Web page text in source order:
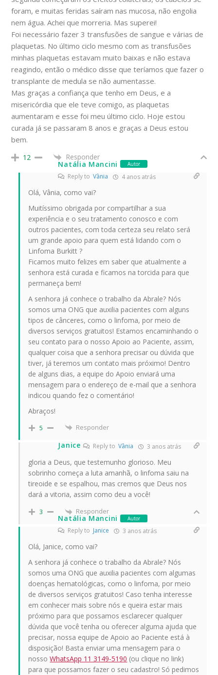
foram, e muitas feridas saíram nas mucosa, não engolia
nem água. Achei que morreria. Mas superei!
Foi necessário fazer 3 transfusões de sangue e várias de
plaquetas. No último ciclo mesmo com as transfusões
minhas plaquetas estavam muito baixas e não estava
reagindo, então o médico disse que teríamos que fazer o
transplante de medula se não aumentasse.
Mas graças a confiança que tenho em Deus, e a
misericórdia que ele teve comigo, as plaquetas
aumentaram e esse foi meu último ciclo. Hoje estou
curada já se passaram 8 anos e graças a Deus estou
bem.
12
Responder
Natália Mancini
Autor
Reply toVânia 4 anos atrás
Olá, Vânia, como vai?
Muitíssimo obrigada por compartilhar a sua
experiência e o seu tratamento conosco e com
outros pacientes, com toda certeza seu relato será
um grande apoio para quem está lidando com o
Linfoma Burkitt ?
Ficamos muito felizes em saber que atualmente a
senhora está curada e ficamos na torcida para que
permaneça bem!
A senhora já conhece o trabalho da Abrale? Nós
somos uma ONG que auxilia pacientes com alguns
tipos de cânceres, como o linfoma, por meio de
diversos serviços gratuitos! Estamos encaminhando o
seu contato para o nosso Apoio ao Paciente, assim,
qualquer coisa que a senhora precisar ou dúvida que
tiver, já teremos um contato mais próximo! Dentro
de alguns dias, a equipe do Apoio enviará uma
mensagem para o endereço de e-mail que a senhora
indicou quando fez o comentário!
Abraços!
5 Responder
Janice Reply to Vânia 3 anos atrás
gloria a Deus, que testemunho glorioso. Meu
sobrinho começa a luta amanhã, o linfoma saiu na
tireoide e se espalhou, mas cremos que Deus nos
dará a vitoria, assim como deu a você!
3 Responder
Natália Mancini Autor
Reply to Janice 3 anos atrás
Olá, Janice, como vai?
A senhora já conhece o trabalho da Abrale? Nós
somos uma ONG que auxilia pacientes com algumas
doenças hematológicas, como o linfoma, por meio
de diversos serviços gratuitos! Caso tenha interesse
em conhecer mais sobre nós e queira estar mais
próximo para que possamos esclarecer qualquer
dúvida que você tenha ou oferecer alguma ajuda que
precisar, nossa equipe de Apoio ao Paciente está à
disposição! Basta enviar uma mensagem para o
nossoWhatsApp 11 3149-5190 (ou clique no link)
para que possamos fazer o seu cadastro! Só pedimos